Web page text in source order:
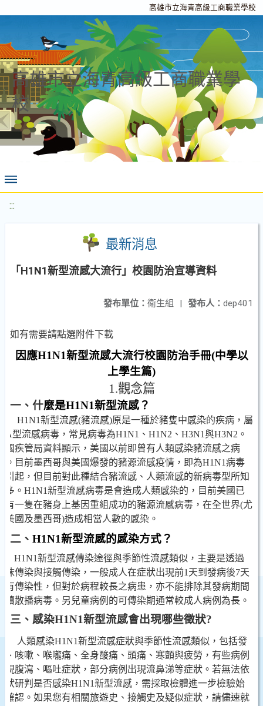
高雄市立海青高級工商職業學校
高雄市立海青高級工商職業學
校
:::
最新消息
「H1N1新型流感大流行」校園防治宣導資料
發布人： dep401
發布單位： 衛生組 |
如有需要請點選附件下載
因應H1N1新型流感大流行校園防治手冊(中學以
上學生篇)
1.觀念篇
一、什麼是H1N1新型流感？
H1N1新型流感(豬流感)原是一種於豬隻中感染的疾病，屬
A型流感病毒，常見病毒為H1N1、H1N2、H3N1與H3N2。
國疾管局資料顯示，美國以前即曾有人類感染豬流感之病
。目前墨西哥與美國爆發的豬源流感疫情，即為H1N1病毒
引起，但目前對此種結合豬流感、人類流感的新病毒型所知
多。 H1N1新型流感病毒是會造成人類感染的，目前美國已
有一隻在豬身上基因重組成功的豬源流感病毒，在全世界(尤
美國及墨西哥)造成相當人數的感染。
二、 H1N1新型流感的感染方式？
H1N1新型流感傳染途徑與季節性流感類似，主要是透過
沫傳染與接觸傳染，一般成人在症狀出現前1天到發病後7天
有傳染性，但對於病程較長之病患，亦不能排除其發病期間
續散播病毒。另兒童病例的可傳染期通常較成人病例為長。
三、感染H1N1新型流感會出現哪些徵狀?
人類感染H1N1新型流感症狀與季節性流感類似，包括發
、咳嗽、喉嚨痛、全身酸痛、頭痛、寒顫與疲勞，有些病例
現腹瀉、嘔吐症狀，部分病例出現流鼻涕等症狀。若無法依
狀研判是否感染H1N1新型流感，需採取檢體進一步檢驗始
確認。如果您有相關旅遊史、接觸史及疑似症狀，請儘速就